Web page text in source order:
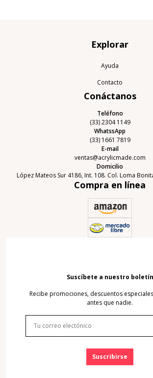
Explorar
Ayuda
Contacto
Conáctanos
Teléfono
(33) 2304 1149
WhatssApp
(33) 1661 7819
E-mail
ventas@acrylicmade.com
Domicilio
López Mateos Sur 4186, Int. 108. Col. Loma
Compra en línea
Suscíbete a nuestro boletín
Recibe promociones, descuentos
antes que nadie.
Suscribirse